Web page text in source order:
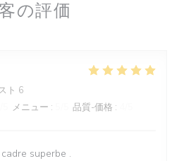
の評価
ト 6
メニュー : 品質-価格 :
superbe .